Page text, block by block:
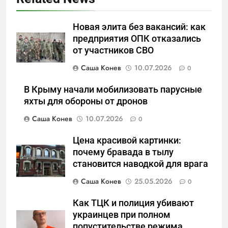
Новая элита без вакансий: как
предприятия ОПК отказались
от участников СВО
Саша Конев
10.07.2026 0
В Крыму начали мобилизовать парусные
яхты для обороны от дронов
Саша Конев
10.07.2026 0
Цена красивой картинки:
почему бравада в тылу
становится наводкой для врага
Саша Конев
25.05.2026 0
Как ТЦК и полиция убивают
украинцев при полном
Что происходит в
калининградском анклаве:
военные изымают спирт «для
защиты Отечества»
САНКТ-ПЕТЕРБУРГ И ОБЛАСТЬ
«500-тонный беспилотник»
или очередная показуха? Что
скрывает российский ВМФ
САНКТ-ПЕТЕРБУРГ И ОБЛАСТЬ
7
Перезагрузка в Удмуртии:
результат управленческих
провалов и уязвимости
региона